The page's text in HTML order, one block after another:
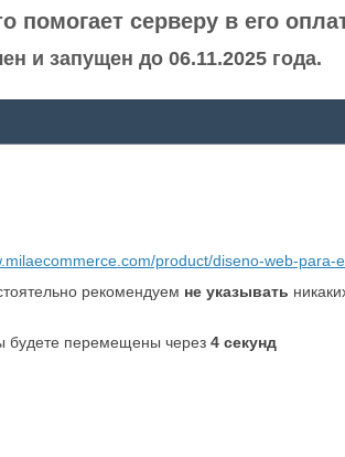
помогает серверу в его
и запущен до 06.11.2025 года.
product/diseno-web-para-
рекомендуем не указывать
будете перемещены через 4секунд